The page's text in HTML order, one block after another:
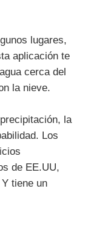
lugares,
aplicación te
cerca del
la nieve.
la
Los
de EE.UU,
tiene un